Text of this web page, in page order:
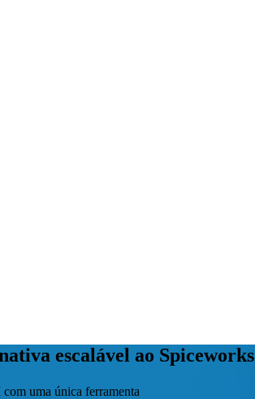
escalável ao Spiceworks
uma única ferramenta